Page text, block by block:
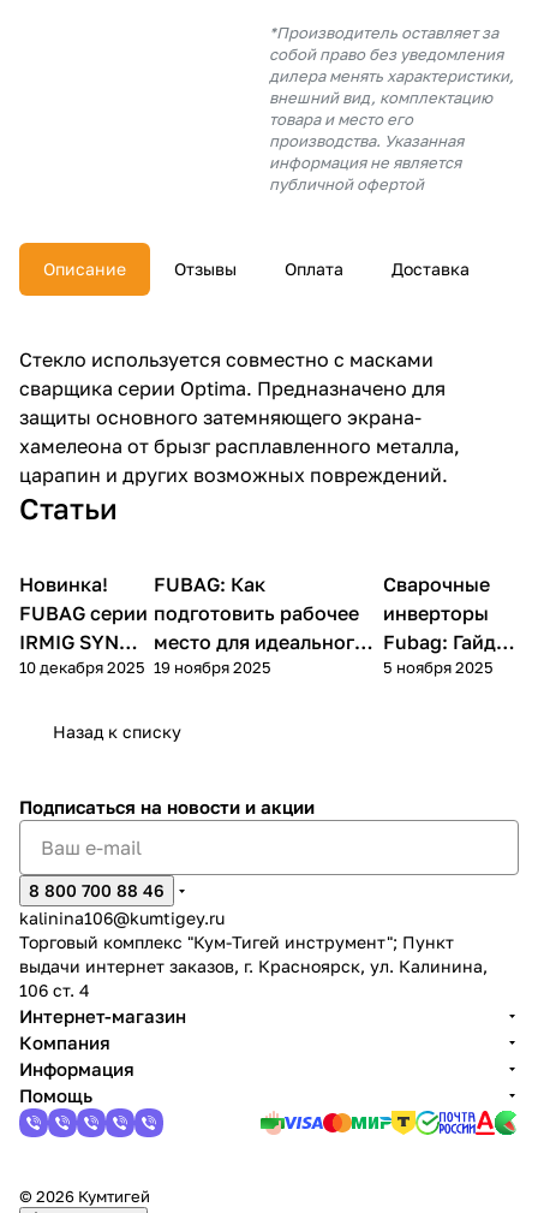
*Производитель оставляет за
собой право без уведомления
дилера менять характеристики,
внешний вид, комплектацию
товара и место его
производства. Указанная
информация не является
публичной офертой
Описание Отзывы Оплата Доставка
Стекло используется совместно с масками
сварщика серии Optima. Предназначено для
защиты основного затемняющего экрана-
хамелеона от брызг расплавленного металла,
царапин и других возможных повреждений.
Статьи
Сварка
Новинка!
FUBAG серии
IRMIG SYN
FLUX
10 декабря 2025
Советы покупателям
FUBAG: Как
подготовить рабочее
место для идеального
результата
19 ноября 2025
Сварка
Сварочные
инверторы
Fubag: Гайд
2025
5 ноября 2025
Назад к списку
Подписаться на новости и акции
8 800 700 88 46
kalinina106@kumtigey.ru
Торговый комплекс "Кум-Тигей инструмент"; Пункт
выдачи интернет заказов, г. Красноярск, ул. Калинина,
106 ст. 4
Интернет-магазин
Компания
Информация
Помощь
© 2026 Кумтигей